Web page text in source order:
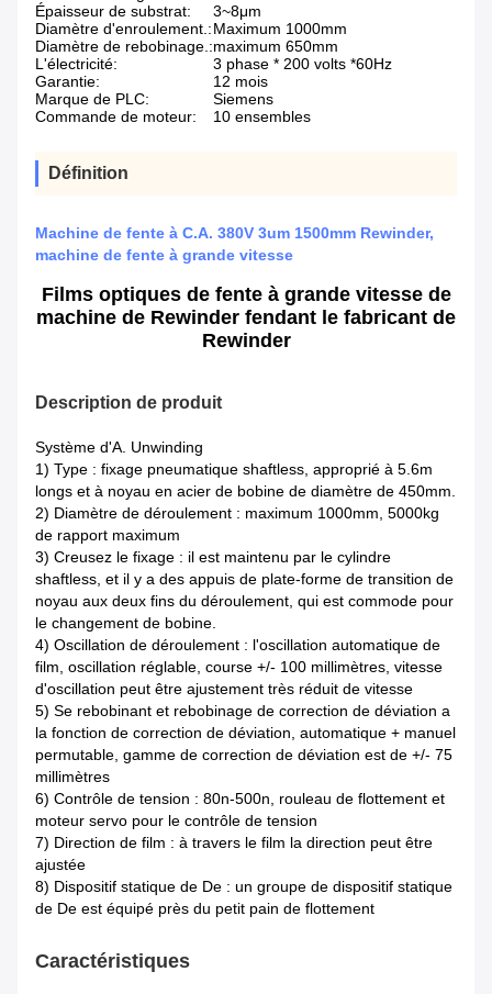
Épaisseur de substrat:
3~8μm
Diamètre d'enroulement.:Maximum 1000mm
Diamètre de rebobinage.:maximum 650mm
L'électricité:
3 phase * 200 volts *60Hz
Garantie:
12 mois
Marque de PLC:
Siemens
Commande de moteur:
10 ensembles
Définition
Machine de fente à C.A. 380V 3um 1500mm Rewinder,
machine de fente à grande vitesse
Films optiques de fente à grande vitesse de
machine de Rewinder fendant le fabricant de
Rewinder
Description de produit
Système d'A. Unwinding
1) Type : fixage pneumatique shaftless, approprié à 5.6m
longs et à noyau en acier de bobine de diamètre de 450mm.
2) Diamètre de déroulement : maximum 1000mm, 5000kg
de rapport maximum
3) Creusez le fixage : il est maintenu par le cylindre
shaftless, et il y a des appuis de plate-forme de transition de
noyau aux deux fins du déroulement, qui est commode pour
le changement de bobine.
4) Oscillation de déroulement : l'oscillation automatique de
film, oscillation réglable, course +/- 100 millimètres, vitesse
d'oscillation peut être ajustement très réduit de vitesse
5) Se rebobinant et rebobinage de correction de déviation a
la fonction de correction de déviation, automatique + manuel
permutable, gamme de correction de déviation est de +/- 75
millimètres
6) Contrôle de tension : 80n-500n, rouleau de flottement et
moteur servo pour le contrôle de tension
7) Direction de film : à travers le film la direction peut être
ajustée
8) Dispositif statique de De : un groupe de dispositif statique
de De est équipé près du petit pain de flottement
Caractéristiques